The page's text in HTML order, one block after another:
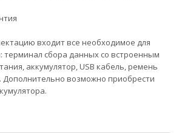
входит все необходимое для
сбора данных со встроенным
аккумулятор, USB кабель, ремень
Дополнительно возможно приобрести